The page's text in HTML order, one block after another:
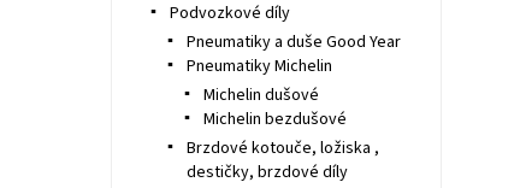
Podvozkové díly
Pneumatiky a duše Good Year
Pneumatiky Michelin
Michelin dušové
Michelin bezdušové
Brzdové kotouče, ložiska ,
destičky, brzdové díly